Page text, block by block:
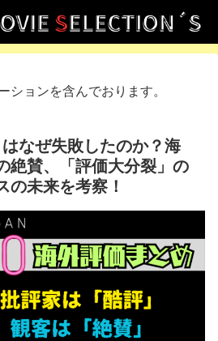
ションを含んでおります。
はなぜ失敗したのか？海
絶賛、「評価大分裂」の
の未来を考察！